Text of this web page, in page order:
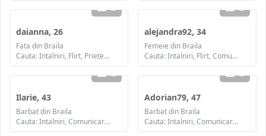
2
daianna, 26
Fata din Braila
Cauta: Intalniri, Flirt, Prietenie
2
alejandra92, 34
Femeie din Braila
Cauta: Intalniri, Flirt, Comunicare / chat, Prietenie, Casatorie
2
Ilarie, 43
Barbat din Braila
Cauta: Intalniri, Comunicare / chat, Prietenie, Casatorie
2
Adorian79, 47
Barbat din Braila
Cauta: Intalniri, Comunicare / chat, Prietenie, Casatorie